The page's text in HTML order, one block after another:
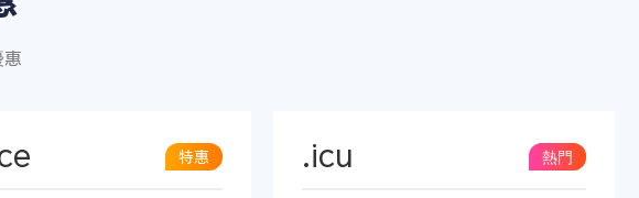
惠
特惠 .icu 熱門